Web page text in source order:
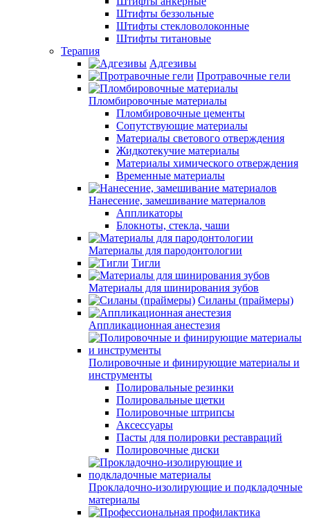
Штифты беззольные
Штифты стекловолоконные
Штифты титановые
Терапия
Адгезивы
Протравочные гели
Пломбировочные материалы
Пломбировочные цементы
Сопутствующие материалы
Материалы светового отверждения
Жидкотекучие материалы
Материалы химического отверждения
Временные материалы
Нанесение, замешивание материалов
Аппликаторы
Блокноты, стекла, чаши
Материалы для пародонтологии
Тигли
Материалы для шинирования зубов
Силаны (праймеры)
Аппликационная анестезия
Полировочные и финирующие материалы и
инструменты
Полировальные резинки
Полировальные щетки
Полировочные штрипсы
Аксессуары
Пасты для полировки реставраций
Полировочные диски
Прокладочно-изолирующие и подкладочные
материалы